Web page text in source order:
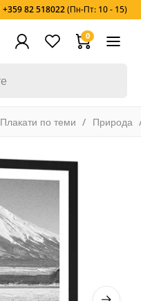
+359 82 518022(Пн-Пт: 10 - 15)
0
Плакати по теми Природа